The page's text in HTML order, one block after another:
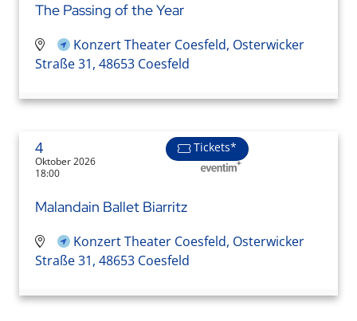
The Passing of the Year
Konzert Theater Coesfeld, Osterwicker
Straße 31, 48653 Coesfeld
4
Oktober 2026
18:00
Tickets*
Malandain Ballet Biarritz
Konzert Theater Coesfeld, Osterwicker
Straße 31, 48653 Coesfeld